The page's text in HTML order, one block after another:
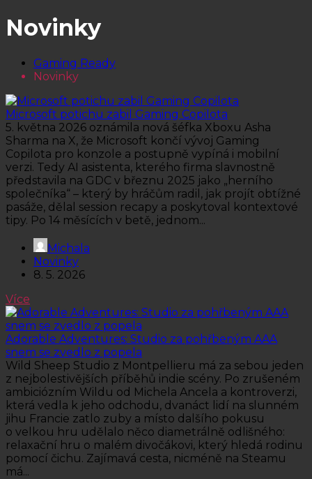
Novinky
Gaming Ready
Novinky
Microsoft potichu zabil Gaming Copilota
5. května 2026 oznámila nová šéfka Xboxu Asha
Sharma na X, že Microsoft končí vývoj Gaming
Copilota pro konzole a postupně vypíná i mobilní
verzi. Tedy AI asistenta, kterého firma slavnostně
představila na GDC v březnu 2025 jako „herního
společníka“ – který by hráčům radil, jak projít obtížné
pasáže, dělal session recapy a poskytoval kontextové
tipy. Po 14 měsících v betě, jednom...
Michala
Novinky
8. 5. 2026
Více
Adorable Adventures: Studio za pohřbeným AAA
snem se zvedlo z popela
Wild Sheep Studio z Montpellieru má za sebou jeden
z nejbolestivějších příběhů indie scény. Po zrušeném
ambiciózním Wildu od Michela Ancela a kontroverzi,
která vedla k jeho odchodu, dvanáct lidí na slunném
jihu Francie zatlo zuby a místo dalšího pokusu
o velkou hru udělalo něco diametrálně odlišného:
relaxační hru o malém divočákovi, který hledá rodinu
pomocí čichu. Zajímavá cesta, nicméně na Steamu
má...